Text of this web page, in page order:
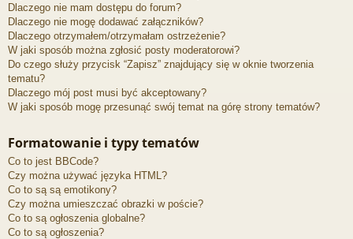
Dlaczego nie mam dostępu do forum?
Dlaczego nie mogę dodawać załączników?
Dlaczego otrzymałem/otrzymałam ostrzeżenie?
W jaki sposób można zgłosić posty moderatorowi?
Do czego służy przycisk “Zapisz” znajdujący się w oknie tworzenia
tematu?
Dlaczego mój post musi być akceptowany?
W jaki sposób mogę przesunąć swój temat na górę strony tematów?
Formatowanie i typy tematów
Co to jest BBCode?
Czy można używać języka HTML?
Co to są są emotikony?
Czy można umieszczać obrazki w poście?
Co to są ogłoszenia globalne?
Co to są ogłoszenia?